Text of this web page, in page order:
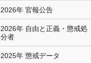
2026年 官報公告
2026年 自由と正義・懲戒処
分者
2025年 懲戒データ